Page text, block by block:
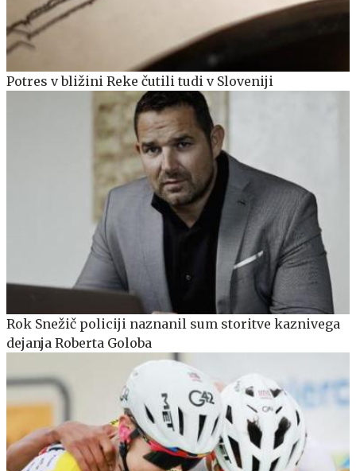
Potres v bližini Reke čutili tudi v Sloveniji
Rok Snežič policiji naznanil sum storitve kaznivega
dejanja Roberta Goloba